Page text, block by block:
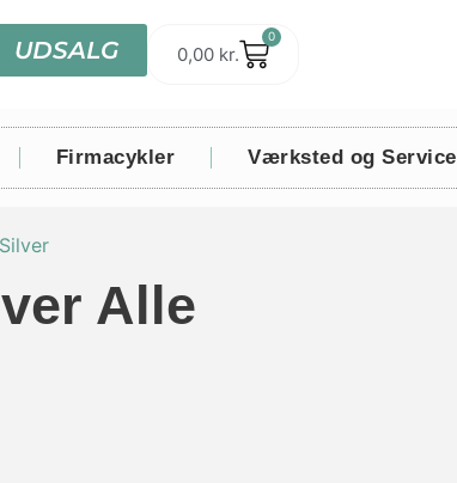
UDSALG 0,00 kr.
0
Firmacykler Værksted og Service
Alle